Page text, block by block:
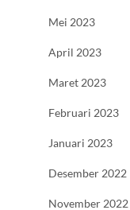
Mei 2023
April 2023
Maret 2023
Februari 2023
Januari 2023
Desember 2022
November 2022